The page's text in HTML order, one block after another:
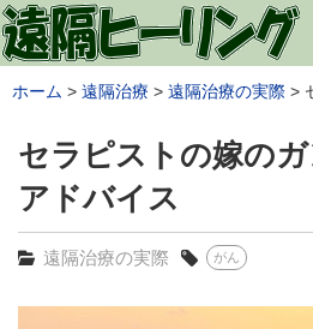
ホーム 遠隔治療 遠隔治療の実際
セラピストの嫁の
アドバイス
遠隔治療の実際 がん